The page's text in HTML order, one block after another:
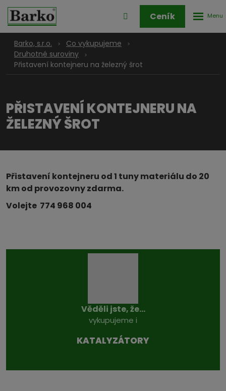
Přihlášení
Ceník
Barko, s.r.o.
Co vykupujeme
Druhotné suroviny
Přistavení kontejneru na železný šrot
PŘISTAVENÍ KONTEJNERU NA
ŽELEZNÝ ŠROT
Přistavení kontejneru od 1 tuny materiálu do 20
km od provozovny zdarma.
Volejte 774 968 004
Věděli jste, že...
vykupujeme i
KATALYZÁTO­RY